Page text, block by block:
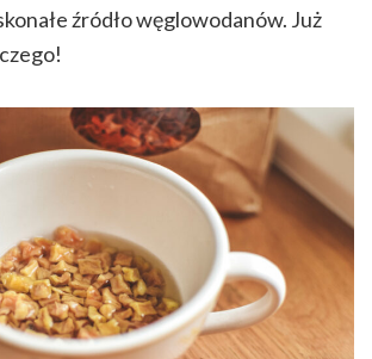
źródło węglowodanów. Już